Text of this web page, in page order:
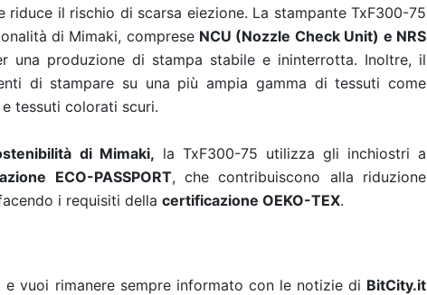
riduce il rischio di scarsa eiezione. La stampante TxF300-75
di Mimaki, comprese NCU (Nozzle Check Unit) e NRS
una produzione di stampa stabile e ininterrotta. Inoltre, il
di stampare su una più ampia gamma di tessuti come
tessuti colorati scuri.
di Mimaki, la TxF300-75 utilizza gli inchiostri a
ECO-PASSPORT, che contribuiscono alla riduzione
i requisiti della certificazione OEKO-TEX.
vuoi rimanere sempre informato con le notizie di BitCity.it